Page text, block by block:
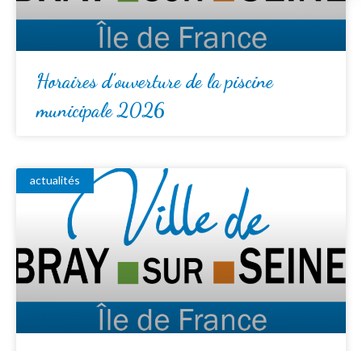
Horaires d’ouverture de la piscine
municipale 2026
actualités